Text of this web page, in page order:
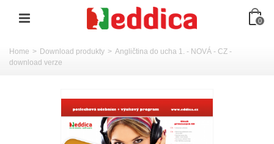
0
Home > Download produkty > Angličtina do ucha 1. - NOVÁ - CZ -
download verze